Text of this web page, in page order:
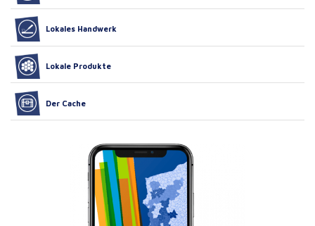
Lokales Handwerk
Lokale Produkte
Der Cache